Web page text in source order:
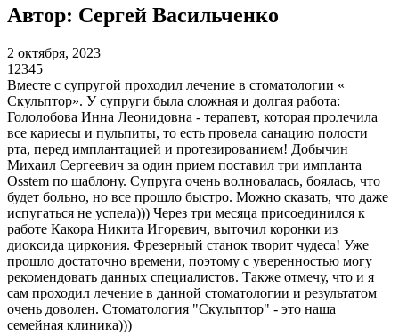
Автор: ​Сергей Васильченко
2 октября, 2023
1 2345
Вместе с супругой проходил лечение в стоматологии «
Скульптор». У супруги была сложная и долгая работа:
Гололобова Инна Леонидовна - терапевт, которая пролечила
все кариесы и пульпиты, то есть провела санацию полости
рта, перед имплантацией и протезированием! Добычин
Михаил Сергеевич за один прием поставил три импланта
Osstem по шаблону. Супруга очень волновалась, боялась, что
будет больно, но все прошло быстро. Можно сказать, что даже
испугаться не успела))) Через три месяца присоединился к
работе Какора Никита Игоревич, выточил коронки из
диоксида циркония. Фрезерный станок творит чудеса! Уже
прошло достаточно времени, поэтому с уверенностью могу
рекомендовать данных специалистов. Также отмечу, что и я
сам проходил лечение в данной стоматологии и результатом
очень доволен. Стоматология "Скульптор" - это наша
семейная клиника)))